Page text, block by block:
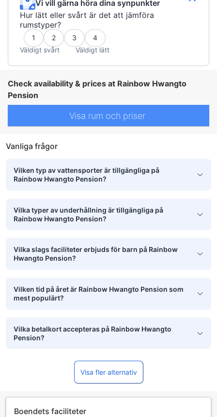
Vi vill gärna höra dina synpunkter
Hur lätt eller svårt är det att jämföra
rumstyper?
1 2 3
4
Väldigt svårt
Väldigt lätt
Check availability & prices at Rainbow Hwangto
Pension
Visa rum och priser
Vanliga frågor
Vilken typ av vattensporter är tillgängliga på
Rainbow Hwangto Pension?
Vilka typer av underhållning är tillgängliga på
Rainbow Hwangto Pension?
Vilka slags faciliteter erbjuds för barn på Rainbow
Hwangto Pension?
Vilken tid på året är Rainbow Hwangto Pension som
mest populärt?
Vilka betalkort accepteras på Rainbow Hwangto
Pension?
Visa fler alternativ
Boendets faciliteter